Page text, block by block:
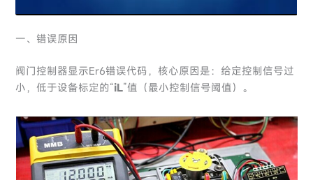
一、错误原因
阀门控制器显示Er6错误代码，核心原因是：给定控制信号过
小，低于设备标定的“iL”值（最小控制信号阈值）。